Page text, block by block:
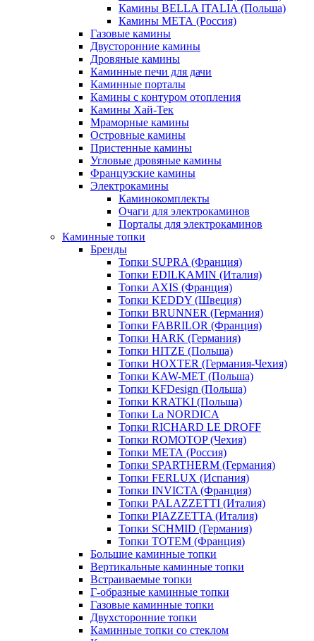
Камины BELLA ITALIA (Польша)
Камины МЕТА (Россия)
Газовые камины
Двусторонние камины
Дровяные камины
Каминные печи для дачи
Каминные порталы
Камины с контуром отопления
Камины Хай-Тек
Мраморные камины
Островные камины
Пристенные камины
Угловые дровяные камины
Французские камины
Электрокамины
Каминокомплекты
Очаги для электрокаминов
Порталы для электрокаминов
Каминные топки
Бренды
Топки SUPRA (Франция)
Топки EDILKAMIN (Италия)
Топки AXIS (Франция)
Топки KEDDY (Швеция)
Топки BRUNNER (Германия)
Топки FABRILOR (Франция)
Топки HARK (Германия)
Топки HITZE (Польша)
Топки HOXTER (Германия-Чехия)
Топки KAW-MET (Польша)
Топки KFDesign (Польша)
Топки KRATKI (Польша)
Топки La NORDICA
Топки RICHARD LE DROFF
Топки ROMOTOP (Чехия)
Топки МЕТА (Россия)
Топки SPARTHERM (Германия)
Топки FERLUX (Испания)
Топки INVICTA (Франция)
Топки PALAZZETTI (Италия)
Топки PIAZZETTA (Италия)
Топки SCHMID (Германия)
Топки TOTEM (Франция)
Большие каминные топки
Вертикальные каминные топки
Встраиваемые топки
Г-образные каминные топки
Газовые каминные топки
Двухсторонние топки
Каминные топки со стеклом